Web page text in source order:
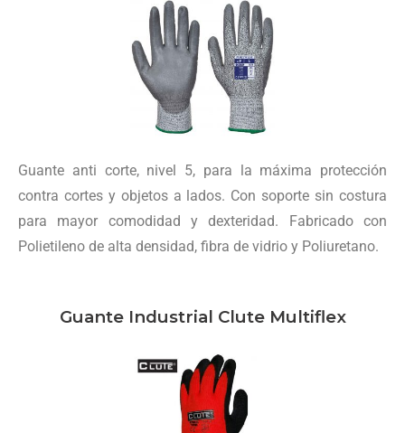
Guante anti corte, nivel 5, para la máxima protección
contra cortes y objetos a lados. Con soporte sin costura
para mayor comodidad y dexteridad. Fabricado con
Polietileno de alta densidad, fibra de vidrio y Poliuretano.
Guante Industrial Clute Multiflex